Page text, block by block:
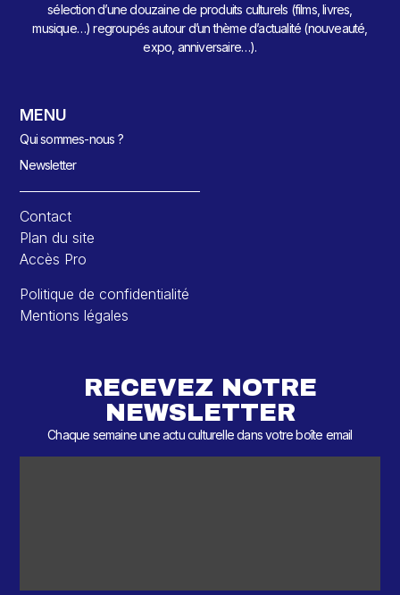
sélection d’une douzaine de produits culturels (films, livres,
musique…) regroupés autour d’un thème d’actualité (nouveauté,
expo, anniversaire…).
MENU
Qui sommes-nous ?
Newsletter
Contact
Plan du site
Accès Pro
Politique de confidentialité
Mentions légales
RECEVEZ NOTRE
NEWSLETTER
Chaque semaine une actu culturelle dans votre boîte email